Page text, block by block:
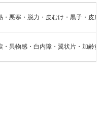
・悪寒・脱力・皮むけ・黒子・皮膚
・異物感・白内障・翼状片・加齢黄